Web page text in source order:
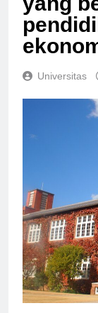
Universitas